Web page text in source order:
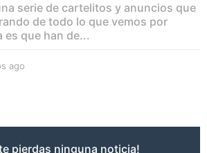
serie de cartelitos y anuncios que
de todo lo que vemos por
es que han de...
ago
a
pierdas ninguna noticia!